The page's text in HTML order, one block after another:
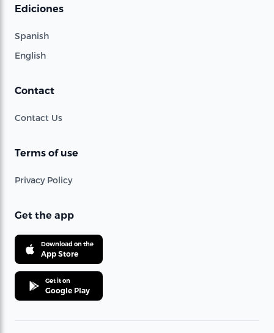
Ediciones
Spanish
English
Contact
Contact Us
Terms of use
Privacy Policy
Get the app
Download on the
App Store
Get it on
Google Play